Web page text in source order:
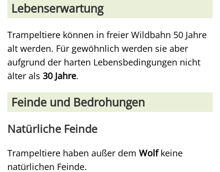
Lebenserwartung
Trampeltiere können in freier Wildbahn 50 Jahre
alt werden. Für gewöhnlich werden sie aber
aufgrund der harten Lebensbedingungen nicht
älter als 30 Jahre.
Feinde und Bedrohungen
Natürliche Feinde
Trampeltiere haben außer dem Wolfkeine
natürlichen Feinde.